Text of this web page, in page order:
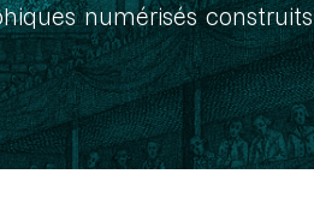
numérisés